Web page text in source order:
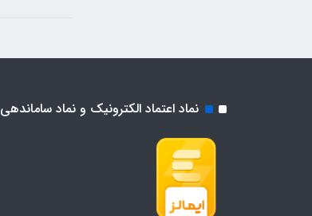
نماد اعتماد الکترونیک و نماد ساماندهی